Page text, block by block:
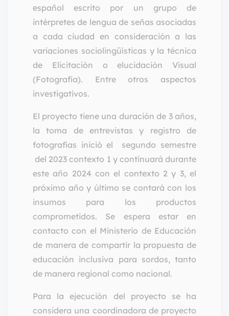
español escrito por un grupo de
intérpretes de lengua de señas asociadas
a cada ciudad en consideración a las
variaciones sociolingüísticas y la técnica
de Elicitación o elucidación Visual
(Fotografía). Entre otros aspectos
investigativos.
El proyecto tiene una duración de 3 años,
la toma de entrevistas y registro de
fotografías inició el segundo semestre
del 2023 contexto 1 y continuará durante
este año 2024 con el contexto 2 y 3, el
próximo año y último se contará con los
insumos para los productos
comprometidos. Se espera estar en
contacto con el Ministerio de Educación
de manera de compartir la propuesta de
educación inclusiva para sordos, tanto
de manera regional como nacional.
Para la ejecución del proyecto se ha
considera una coordinadora de proyecto